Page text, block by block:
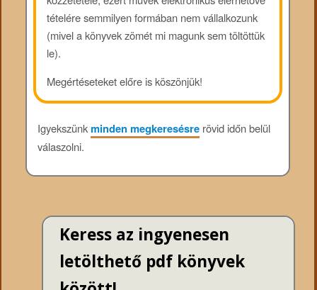
tételére semmilyen formában nem vállalkozunk
(mivel a könyvek zömét mi magunk sem töltöttük
le).
Megértéseteket előre is köszönjük!
Igyekszünkminden megkeresésrerövid időn belül
válaszolni.
Keress az ingyenesen
letölthető pdf könyvek